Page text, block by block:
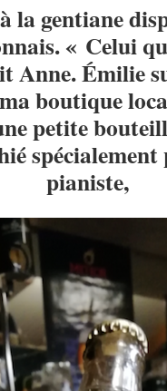
la gentiane
« Celui
Anne. Émilie
boutique
petite
pianiste,